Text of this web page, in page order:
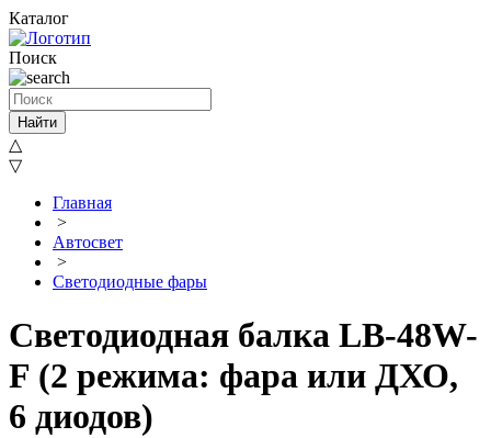
Каталог
Поиск
Найти
△
▽
Главная
>
Автосвет
>
Светодиодные фары
Светодиодная балка LB-48W-
F (2 режима: фара или ДХО,
6 диодов)